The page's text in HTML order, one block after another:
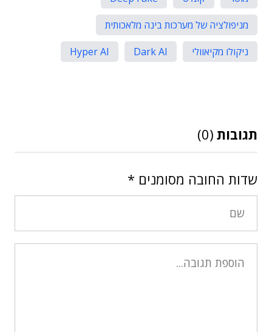
מניפולציה של מערכות בינה מלאכותית
ניקולו מקיאוולי
Dark AI
Hyper AI
תגובות (0)
שדות החובה מסומנים *